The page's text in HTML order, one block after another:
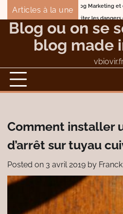
Skip
content
Articles à la une
Blog Marketing et entreprises à domicile
Éviter les dangers et les nuisances du
Blog ou on se
blog made
Comment installer
d’arrêt sur tuyau
Posted on 3 avril 2019 by Franck